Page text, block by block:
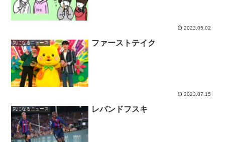
2023.05.02
気になるニュース ファーストテイク
2023.07.15
気になるニュース レバンドフスキ